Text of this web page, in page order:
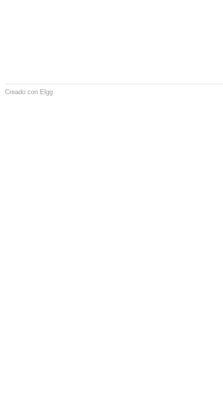
Creado con Elgg